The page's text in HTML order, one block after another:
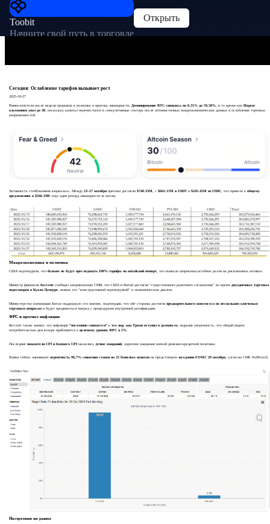
Toobit
Начните свой путь в торговле
Открыть
Сегодня: Ослабление тарифов вызывает рост
2025-10-27
Рынки взлетели после недели прорывов в политике и притока ликвидности. Доминирование BTC снизилось на 0,31% до 59,58%, в то время как Индекс
альткоинов упал до 30, поскольку капитал переместился в спекулятивные сектора после оптимистичных макроэкономических данных и ослабления торговых
напряженностей.
Активность стейблкоинов взорвалась. Между 23–27 октябряпритоки достигли $740. 33M, с $665.15M в USDTи $245.45M из USDC, что привело к общему
предложению в $266.19B:еще один рекорд ликвидности за месяц.
Макроэкономика и политика
США подтвердили, что больше не будут преследовать 100% тарифы на китайский импорт, что вызвало широкомасштабное ралли на рискованных активах.
Министр финансов Бессентсообщил американским СМИ, что США и Китай достигли “существенного рамочного соглашения” во время двухдневных торговых
переговоров в Куала-Лумпуре, назвав это “конструктивной перезагрузкой” в экономическом диалоге.
Министерство коммерции Китая поддержало это мнение, подтвердив, что обе стороны достигли предварительного консенсуса по нескольким ключевым
торговым вопросами будут продвигаться вперед с процедурами внутренней ратификации.
ФРС и прогноз инфляции
Бессент также заявил, что инфляция “постоянно снижается” с тех пор, как Трамп вступил в должность, выразив уверенность, что общий индекс
потребительских цен вскоре приблизится к целевому уровню ФРС в 2%.
Последние показатели CPI и базового CPIоказались лучше ожиданий, укрепляя ожидания мягкой денежно-кредитной политики.
Рынки сейчас оценивают вероятность 96,7% снижения ставки на 25 базисных пунктовна предстоящем заседании FOMC 29 октября, согласно CME FedWatch.
Настроения на рынке